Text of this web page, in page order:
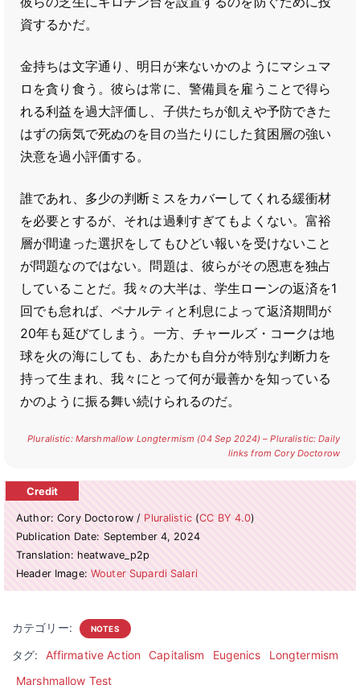
資するかだ。
金持ちは文字通り、明日が来ないかのようにマシュマ
ロを貪り食う。彼らは常に、警備員を雇うことで得ら
れる利益を過大評価し、子供たちが飢えや予防できた
はずの病気で死ぬのを目の当たりにした貧困層の強い
決意を過小評価する。
誰であれ、多少の判断ミスをカバーしてくれる緩衝材
を必要とするが、それは過剰すぎてもよくない。富裕
層が間違った選択をしてもひどい報いを受けないこと
が問題なのではない。問題は、彼らがその恩恵を独占
していることだ。我々の大半は、学生ローンの返済を1
回でも怠れば、ペナルティと利息によって返済期間が
20年も延びてしまう。一方、チャールズ・コークは地
球を火の海にしても、あたかも自分が特別な判断力を
持って生まれ、我々にとって何が最善かを知っている
かのように振る舞い続けられるのだ。
Pluralistic: Marshmallow Longtermism (04 Sep 2024) – Pluralistic: Daily
links from Cory Doctorow
Author: Cory Doctorow / Pluralistic(CC BY 4.0)
Publication Date: September 4, 2024
Translation: heatwave_p2p
Header Image: Wouter Supardi Salari
カテゴリー: NOTES
タグ: Affirmative Action Capitalism Eugenics
Longtermism
Marshmallow Test